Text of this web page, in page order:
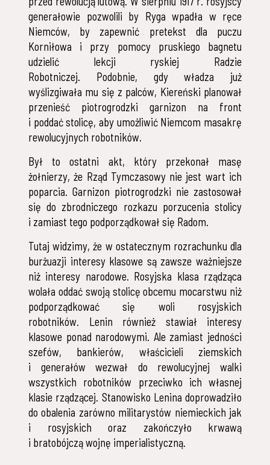
generałowie pozwolili by Ryga wpadła w ręce
Niemców, by zapewnić pretekst dla puczu
Korniłowa i przy pomocy pruskiego bagnetu
udzielić lekcji ryskiej Radzie
Robotniczej. Podobnie, gdy władza już
wyślizgiwała mu się z palców, Kiereński planował
przenieść piotrogrodzki garnizon na front
i poddać stolicę, aby umożliwić Niemcom masakrę
rewolucyjnych robotników.
Był to ostatni akt, który przekonał masę
żołnierzy, że Rząd Tymczasowy nie jest wart ich
poparcia. Garnizon piotrogrodzki nie zastosował
się do zbrodniczego rozkazu porzucenia stolicy
i zamiast tego podporządkował się Radom.
Tutaj widzimy, że w ostatecznym rozrachunku dla
burżuazji interesy klasowe są zawsze ważniejsze
niż interesy narodowe. Rosyjska klasa rządząca
wolała oddać swoją stolicę obcemu mocarstwu niż
podporządkować się woli rosyjskich
robotników. Lenin również stawiał interesy
klasowe ponad narodowymi. Ale zamiast jedności
szefów, bankierów, właścicieli ziemskich
i generałów wezwał do rewolucyjnej walki
wszystkich robotników przeciwko ich własnej
klasie rządzącej. Stanowisko Lenina doprowadziło
do obalenia zarówno militarystów niemieckich jak
i rosyjskich oraz zakończyło krwawą
i bratobójczą wojnę imperialistyczną.